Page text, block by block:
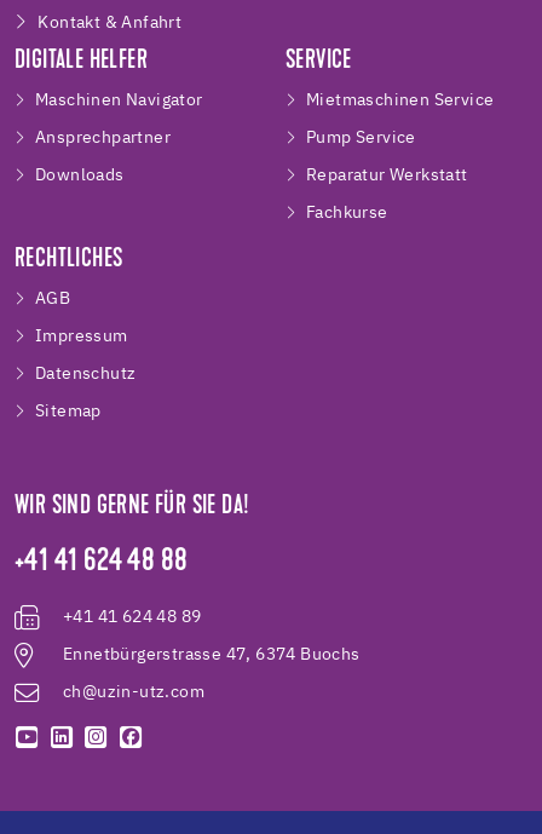
Kontakt & Anfahrt
DIGITALE HELFER
Maschinen Navigator
Ansprechpartner
Downloads
SERVICE
Mietmaschinen Service
Pump Service
Reparatur Werkstatt
Fachkurse
RECHTLICHES
AGB
Impressum
Datenschutz
Sitemap
WIR SIND GERNE FÜR SIE DA!
+41 41 624 48 88
+41 41 624 48 89
Ennetbürgerstrasse 47, 6374 Buochs
ch@uzin-utz.com